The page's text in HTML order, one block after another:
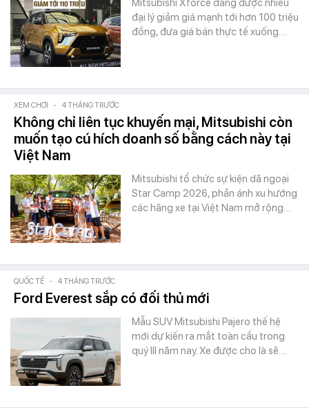
Mitsubishi Xforce đang được nhiều
đại lý giảm giá mạnh tới hơn 100 triệu
đồng, đưa giá bán thực tế xuống…
XEM CHƠI - 4 THÁNG TRƯỚC
Không chỉ liên tục khuyến mại, Mitsubishi còn
muốn tạo cú hích doanh số bằng cách này tại
Việt Nam
Mitsubishi tổ chức sự kiện dã ngoại
Star Camp 2026, phản ánh xu hướng
các hãng xe tại Việt Nam mở rộng…
QUỐC TẾ - 4 THÁNG TRƯỚC
Ford Everest sắp có đối thủ mới
Mẫu SUV Mitsubishi Pajero thế hệ
mới dự kiến ra mắt toàn cầu trong
quý III năm nay. Xe được cho là sẽ…